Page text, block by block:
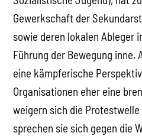
Gewerkschaft der
sowie deren lokalen Ableger
Führung der Bewegung inne.
eine kämpferische
Organisationen eher eine
weigern sich die
sprechen sie sich gegen die